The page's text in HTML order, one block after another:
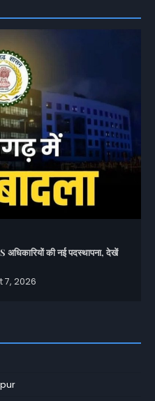
की नई पदस्थापना, देखें
7, 2026